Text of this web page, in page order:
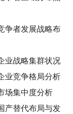
争者发展战略布
业战略集群状况
业竞争格局分析
场集中度分析
产替代布局与发